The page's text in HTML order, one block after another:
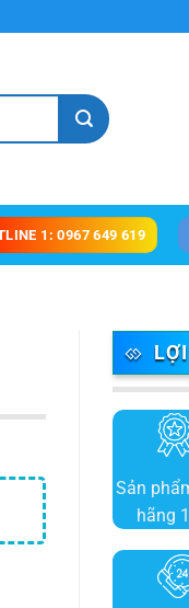
1: 0967 649 619
Sản
hãng